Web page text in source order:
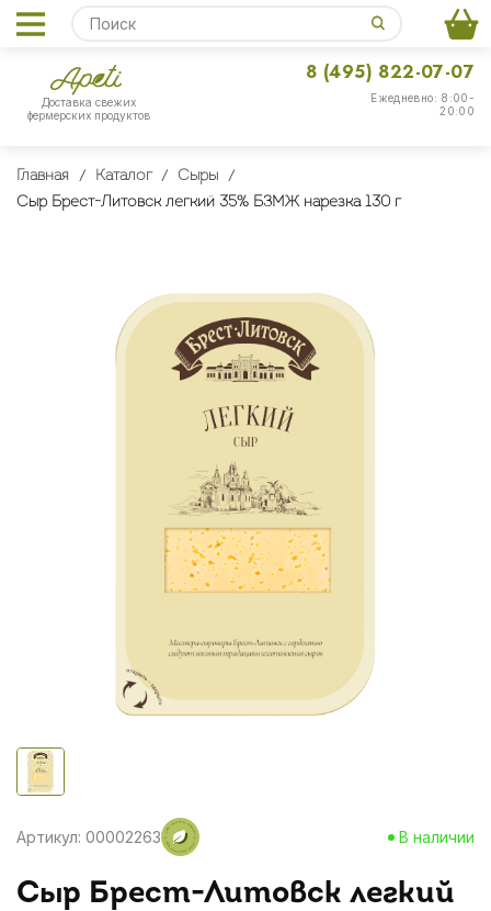
Доставка свежих
фермерских продуктов
Ежедневно: 8:00-
20:00
8 (495) 822-07-07
Главная Каталог
Сыры
Сыр Брест-Литовск легкий 35% БЗМЖ нарезка 130 г
Артикул: 00002263 В наличии
Сыр Брест-Литовск легкий